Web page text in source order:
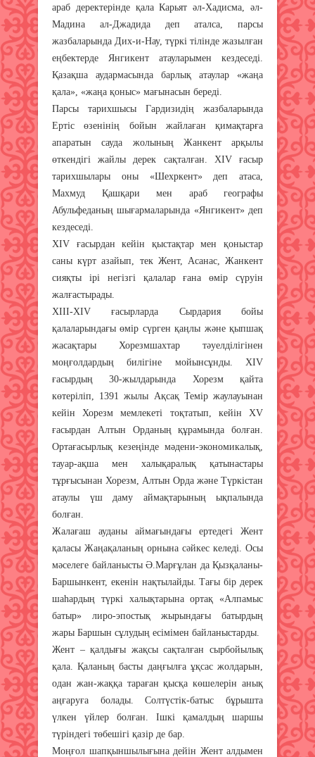
араб деректерінде қала Карьят әл-Хадисма, әл-
Мадина ал-Джадида деп аталса, парсы
жазбаларында Дих-и-Нау, түркі тілінде жазылған
еңбектерде Янгикент атауларымен кездеседі.
Қазақша аудармасында барлық атаулар «жаңа
қала», «жаңа қоныс» мағынасын береді.
Парсы тарихшысы Гардизидің жазбаларында
Ертіс өзенінің бойын жайлаған қимақтарға
апаратын сауда жолының Жанкент арқылы
өткендігі жайлы дерек сақталған. XIV ғасыр
тарихшылары оны «Шехркент» деп атаса,
Махмуд Қашқари мен араб географы
Абульфеданың шығармаларында «Янгикент» деп
кез­деседі.
ХІV ғасырдан кейін қыстақтар мен қоныстар
саны күрт азайып, тек Жент, Асанас, Жанкент
сияқты ірі негізгі қалалар ғана өмір сүруін
жалғастырады.
ХІІІ-XIV ғасырларда Сырдария бойы
қалаларындағы өмір сүрген қаңлы және қыпшақ
жасақтары Хорезмшахтар тәуелділігінен
моңғолдардың билігіне мойынсұнды. XIV
ғасырдың 30-жылдарында Хорезм қайта
көтеріліп, 1391 жылы Ақсақ Темір жаулауынан
кейін Хорезм мемлекеті тоқтатып, кейін XV
ғасырдан Алтын Орданың құрамында болған.
Ортағасырлық кезеңінде мәдени-экономикалық,
тауар-ақша мен халықаралық қатынастары
тұрғысынан Хорезм, Алтын Орда және Түркістан
атаулы үш даму аймақтарының ықпалында
болған.
Жалағаш ауданы аймағындағы ертедегі Жент
қаласы Жаңақаланың орнына сәйкес келеді. Осы
мәселеге байланысты Ә.Марғұлан да Қызқаланы-
Баршынкент, екенін нақтылайды. Тағы бір дерек
шаһардың түркі халықтарына ортақ «Алпамыс
батыр» лиро-эпостық жырындағы батырдың
жары Баршын сұлудың есімімен байланыс­тарды.
Жент – қалдығы жақсы сақталған сырбойылық
қала. Қаланың басты даңғылға ұқсас жолдарын,
одан жан-жаққа тараған қысқа көшелерін анық
аңғаруға болады. Солтүстік-батыс бұрышта
үлкен үйлер болған. Ішкі қамалдың шаршы
түріндегі төбешігі қазір де бар.
Моңғол шапқыншылығына дейін Жент алдымен